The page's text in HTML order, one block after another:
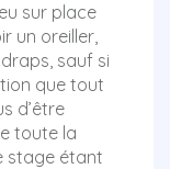
sur place
un oreiller,
sauf si
que tout
d’être
toute la
stage étant